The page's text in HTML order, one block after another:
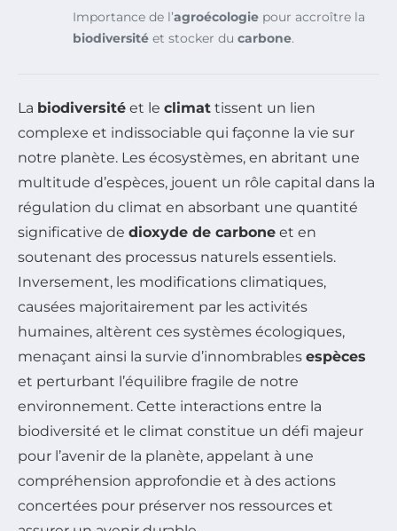
Importance de l’agroécologie pour accroître la
biodiversité et stocker du carbone.
La biodiversité et le climat tissent un lien
complexe et indissociable qui façonne la vie sur
notre planète. Les écosystèmes, en abritant une
multitude d’espèces, jouent un rôle capital dans la
régulation du climat en absorbant une quantité
significative de dioxyde de carbone et en
soutenant des processus naturels essentiels.
Inversement, les modifications climatiques,
causées majoritairement par les activités
humaines, altèrent ces systèmes écologiques,
menaçant ainsi la survie d’innombrables espèces
et perturbant l’équilibre fragile de notre
environnement. Cette interactions entre la
biodiversité et le climat constitue un défi majeur
pour l’avenir de la planète, appelant à une
compréhension approfondie et à des actions
concertées pour préserver nos ressources et